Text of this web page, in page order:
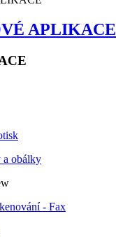
APLIKACE
a obálky
- Fax